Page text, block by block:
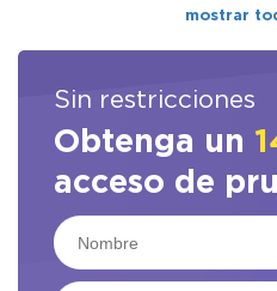
mostrar
Sin restricciones
Obtenga un
acceso de